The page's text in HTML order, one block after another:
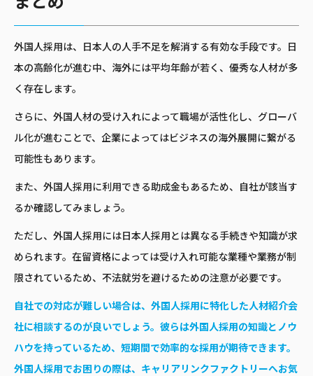
外国人採用は、日本人の人手不足を解消する有効な手段です。日
本の高齢化が進む中、海外には平均年齢が若く、優秀な人材が多
く存在します。
さらに、外国人材の受け入れによって職場が活性化し、グローバ
ル化が進むことで、企業によってはビジネスの海外展開に繋がる
可能性もあります。
また、外国人採用に利用できる助成金もあるため、自社が該当す
るか確認してみましょう。
ただし、外国人採用には日本人採用とは異なる手続きや知識が求
められます。在留資格によっては受け入れ可能な業種や業務が制
限されているため、不法就労を避けるための注意が必要です。
自社での対応が難しい場合は、外国人採用に特化した人材紹介会
社に相談するのが良いでしょう。彼らは外国人採用の知識とノウ
ハウを持っているため、短期間で効率的な採用が期待できます。
外国人採用でお困りの際は、キャリアリンクファクトリーへお気